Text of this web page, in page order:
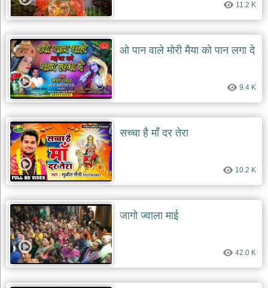
आज
भजन
bhajan
of
the
day
भजन
जोड़ें
add
bhajans
11.2 K
ओ पान वाले मोरी मैया को पान लगा दे
9.4 K
सच्चा है माँ दर तेरा
10.2 K
जागो ज्वाला माई
42.0 K